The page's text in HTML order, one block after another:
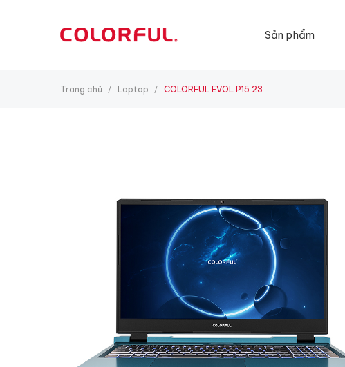
Sản phẩm
Trang chủ / Laptop / COLORFUL EVOL P15 23